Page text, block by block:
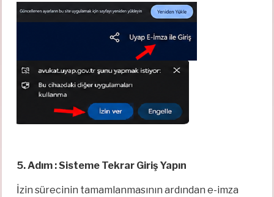
5. Adım : Sisteme Tekrar Giriş Yapın
İzin sürecinin tamamlanmasının ardından e-imza